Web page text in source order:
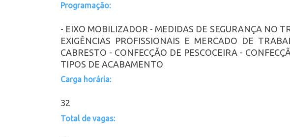
Programação:
- EIXO MOBILIZADOR - MEDIDAS DE SEGURANÇA NO
EXIGÊNCIAS PROFISSIONAIS E MERCADO DE
CABRESTO - CONFECÇÃO DE PESCOCEIRA -
TIPOS DE ACABAMENTO
Carga horária:
32
Total de vagas: